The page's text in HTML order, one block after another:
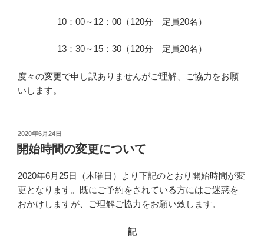
10：00～12：00（120分 定員20名）
13：30～15：30（120分 定員20名）
度々の変更で申し訳ありませんがご理解、ご協力をお願
いします。
投
稿
日:
2020年6月24日
開始時間の変更について
2020年6月25日（木曜日）より下記のとおり開始時間が変
更となります。既にご予約をされている方にはご迷惑を
おかけしますが、ご理解ご協力をお願い致します。
記